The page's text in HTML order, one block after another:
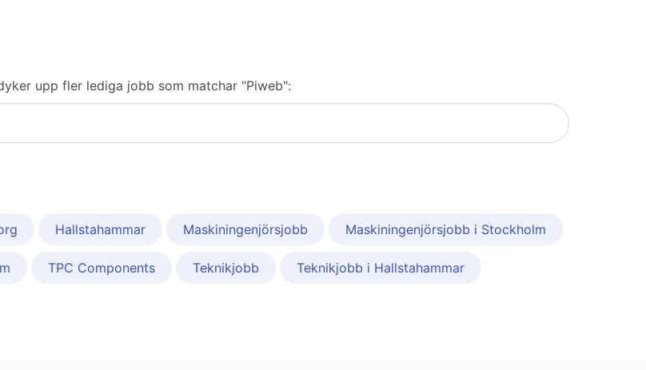
upp fler lediga jobb som matchar "Piweb":
Hallstahammar Maskiningenjörsjobb Maskiningenjörsjobb i Stockholm
TPC Components Teknikjobb Teknikjobb i Hallstahammar